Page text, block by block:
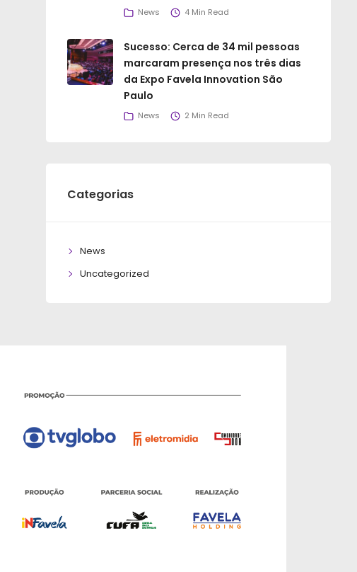
News 4 Min Read
Sucesso: Cerca de 34 mil pessoas
marcaram presença nos três dias
da Expo Favela Innovation São
Paulo
News 2 Min Read
Categorias
News
Uncategorized